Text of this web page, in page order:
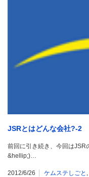
JSRとはどんな会社?-2
前回に引き続き、今回はJSR
&hellip;)…
2012/6/26 ケムステしごと ,